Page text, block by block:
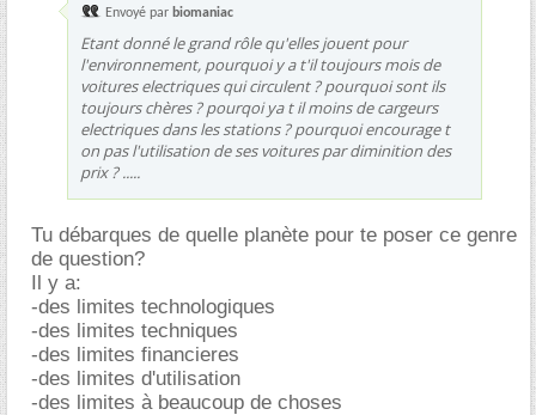
Envoyé par biomaniac
Etant donné le grand rôle qu'elles jouent pour
l'environnement, pourquoi y a t'il toujours mois de
voitures electriques qui circulent ? pourquoi sont ils
toujours chères ? pourqoi ya t il moins de cargeurs
electriques dans les stations ? pourquoi encourage t
on pas l'utilisation de ses voitures par diminition des
prix ? .....
Tu débarques de quelle planète pour te poser ce genre
de question?
Il y a:
-des limites technologiques
-des limites techniques
-des limites financieres
-des limites d'utilisation
-des limites à beaucoup de choses